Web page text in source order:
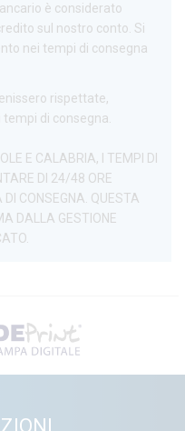
è considerato
sul nostro conto. Si
nei tempi di consegna
rispettate,
di consegna.
E CALABRIA, I TEMPI DI
DI 24/48 ORE
CONSEGNA. QUESTA
DALLA GESTIONE